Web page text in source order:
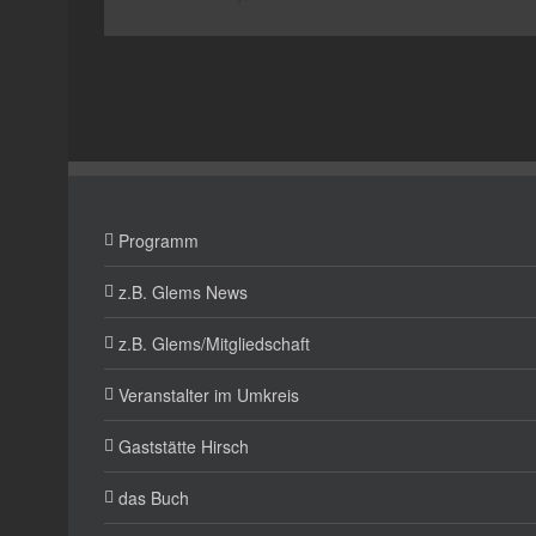
Programm
z.B. Glems News
z.B. Glems/Mitgliedschaft
Veranstalter im Umkreis
Gaststätte Hirsch
das Buch